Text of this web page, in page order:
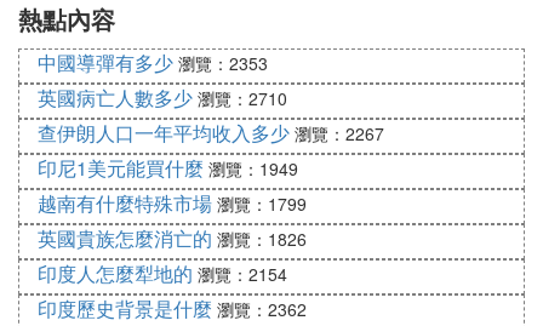
《租借法案》是前者政策的繼續為什麼《中立法修正
案的前提是現款自運但後來英國拿不出錢來沒錢可買
這種情況下羅斯福認為我就租給你用羅斯福的話講就
是我向房子著火的鄰居出借我花園的水管救火那麼這
個法案同樣是偏袒英法的這是一個史實。
而德軍潛艇收到中立國影響，無法對美國軍艦掩護下
的英國商船進行有效打擊。
所以希特勒對美國宣戰。
❻ 二戰後，為什麼美國沒處理義大利
熱點內容
中國導彈有多少 瀏覽：2353
英國病亡人數多少 瀏覽：2710
查伊朗人口一年平均收入多少 瀏覽：2267
印尼1美元能買什麼 瀏覽：1949
越南有什麼特殊市場 瀏覽：1799
英國貴族怎麼消亡的 瀏覽：1826
印度人怎麼犁地的 瀏覽：2154
印度歷史背景是什麼 瀏覽：2362